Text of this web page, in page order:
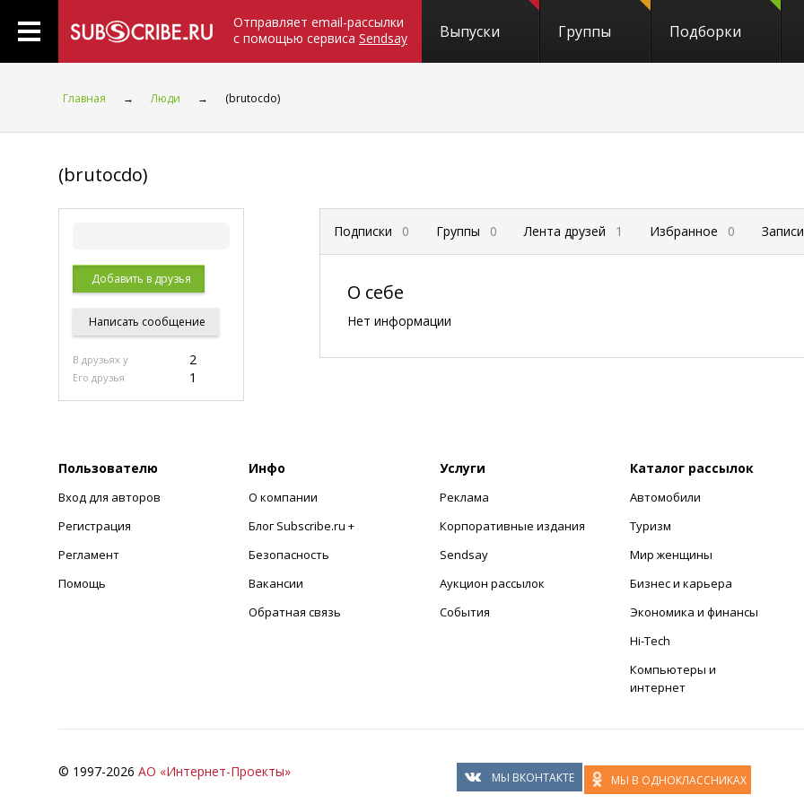
Отправляет email-рассылки
с помощью сервиса Sendsay Выпуски Группы Подборки
Главная → Люди → (brutocdo)
(brutocdo)
Добавить в друзья
Написать сообщение
В друзьях у 2
Его друзья 1
Подписки 0 Группы 0 Лента друзей 1 Избранное 0 Записи
О себе
Нет информации
Пользователю
Вход для авторов
Регистрация
Регламент
Помощь
Инфо
О компании
Блог Subscribe.ru +
Безопасность
Вакансии
Обратная связь
Услуги
Реклама
Корпоративные издания
Sendsay
Аукцион рассылок
События
Каталог рассылок
Автомобили
Туризм
Мир женщины
Бизнес и карьера
Экономика и финансы
Hi-Tech
Компьютеры и
интернет
© 1997-2026 АО «Интернет-Проекты» МЫ ВКОНТАКТЕ МЫ В ОДНОКЛАССНИКАХ